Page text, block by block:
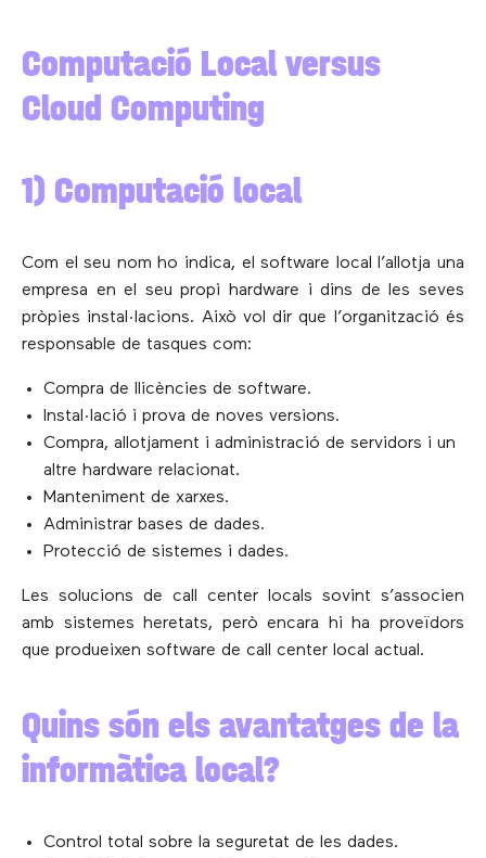
Computació Local versus
Cloud Computing
1) Computació local
Com el seu nom ho indica, el software local l’allotja una
empresa en el seu propi hardware i dins de les seves
pròpies instal·lacions. Això vol dir que l’organització és
responsable de tasques com:
Compra de llicències de software.
Instal·lació i prova de noves versions.
Compra, allotjament i administració de servidors i un
altre hardware relacionat.
Manteniment de xarxes.
Administrar bases de dades.
Protecció de sistemes i dades.
Les solucions de call center locals sovint s’associen
amb sistemes heretats, però encara hi ha proveïdors
que produeixen software de call center local actual.
Quins són els avantatges de la
informàtica local?
Control total sobre la seguretat de les dades.